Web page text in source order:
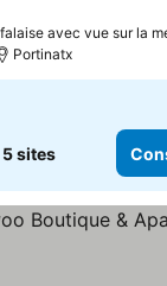
avec vue sur la
Portinatx
5 sites